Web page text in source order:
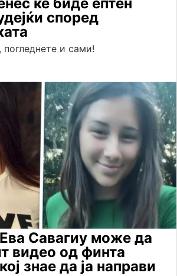
според
погледнете и сами!
Савагиу може да
видео од финта
знае да ја направи